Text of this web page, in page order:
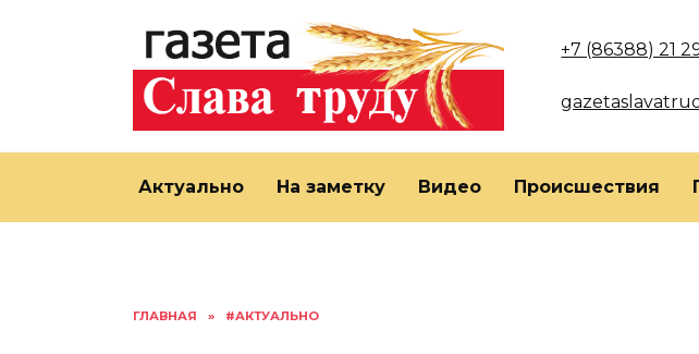
+7 (86388) 21
Актуально На заметку Видео Происшествия
ГЛАВНАЯ » #АКТУАЛЬНО